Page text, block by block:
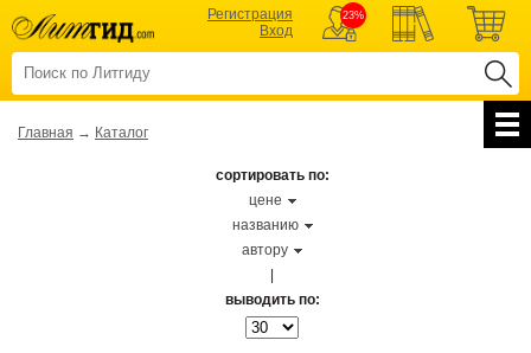
Регистрация
Вход
23%
Главная → Каталог
сортировать по:
цене
названию
автору
выводить по: